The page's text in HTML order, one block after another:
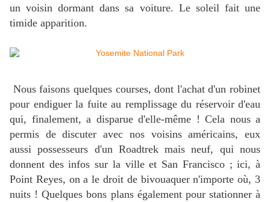
un voisin dormant dans sa voiture. Le soleil fait une
timide apparition.
Nous faisons quelques courses, dont l'achat d'un robinet
pour endiguer la fuite au remplissage du réservoir d'eau
qui, finalement, a disparue d'elle-même ! Cela nous a
permis de discuter avec nos voisins américains, eux
aussi possesseurs d'un Roadtrek mais neuf, qui nous
donnent des infos sur la ville et San Francisco ; ici, à
Point Reyes, on a le droit de bivouaquer n'importe où, 3
nuits ! Quelques bons plans également pour stationner à